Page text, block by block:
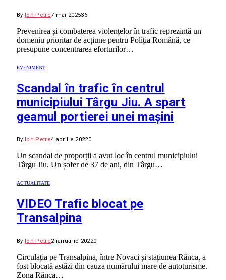
By Ion Petre7 mai 202536
Prevenirea și combaterea violențelor în trafic reprezintă un
domeniu prioritar de acțiune pentru Poliția Română, ce
presupune concentrarea eforturilor…
EVENIMENT
Scandal în trafic în centrul
municipiului Târgu Jiu. A spart
geamul portierei unei mașini
By Ion Petre4 aprilie 20220
Un scandal de proporții a avut loc în centrul municipiului
Târgu Jiu. Un șofer de 37 de ani, din Târgu…
ACTUALITATE
VIDEO Trafic blocat pe
Transalpina
By Ion Petre2 ianuarie 20220
Circulația pe Transalpina, între Novaci și stațiunea Rânca, a
fost blocată astăzi din cauza numărului mare de autoturisme.
Zona Rânca…